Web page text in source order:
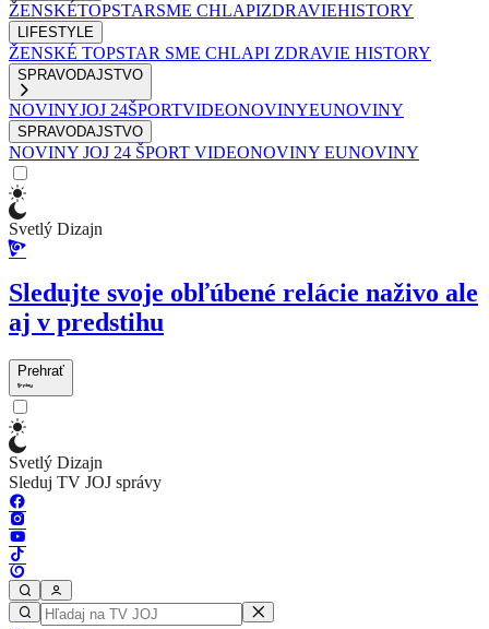
ŽENSKÉTOPSTARSME CHLAPIZDRAVIEHISTORY
LIFESTYLE
ŽENSKÉ TOPSTAR SME CHLAPI ZDRAVIE HISTORY
SPRAVODAJSTVO
NOVINYJOJ 24ŠPORTVIDEONOVINYEUNOVINY
SPRAVODAJSTVO
NOVINY JOJ 24 ŠPORT VIDEONOVINY EUNOVINY
Svetlý Dizajn
Sledujte svoje obľúbené relácie naživo ale
aj v predstihu
Prehrať
Svetlý Dizajn
Sleduj TV JOJ správy